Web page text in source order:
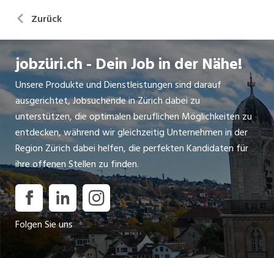
Zurück
jobzüri.ch - Dein Job in der Nähe!
Unsere Produkte und Dienstleistungen sind darauf
ausgerichtet, Jobsuchende in Zürich dabei zu
unterstützen, die optimalen beruflichen Möglichkeiten zu
entdecken, während wir gleichzeitig Unternehmen in der
Region Zürich dabei helfen, die perfekten Kandidaten für
ihre offenen Stellen zu finden.
Folgen Sie uns